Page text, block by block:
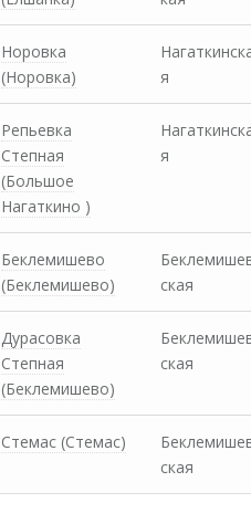
Норовка
(Норовка)
я
Репьевка
Степная
(Большое
Нагаткино )
я
Беклемишево
(Беклемишево)
ская
Дурасовка
Степная
(Беклемишево)
ская
Стемас (Стемас)
ская